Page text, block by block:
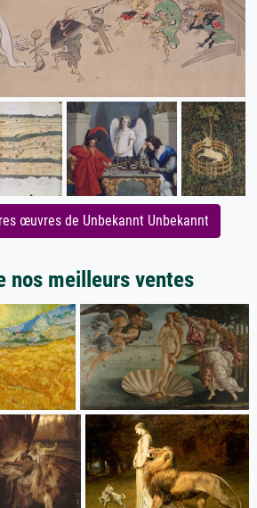
œuvres de Unbekannt Unbekannt
nos meilleurs ventes